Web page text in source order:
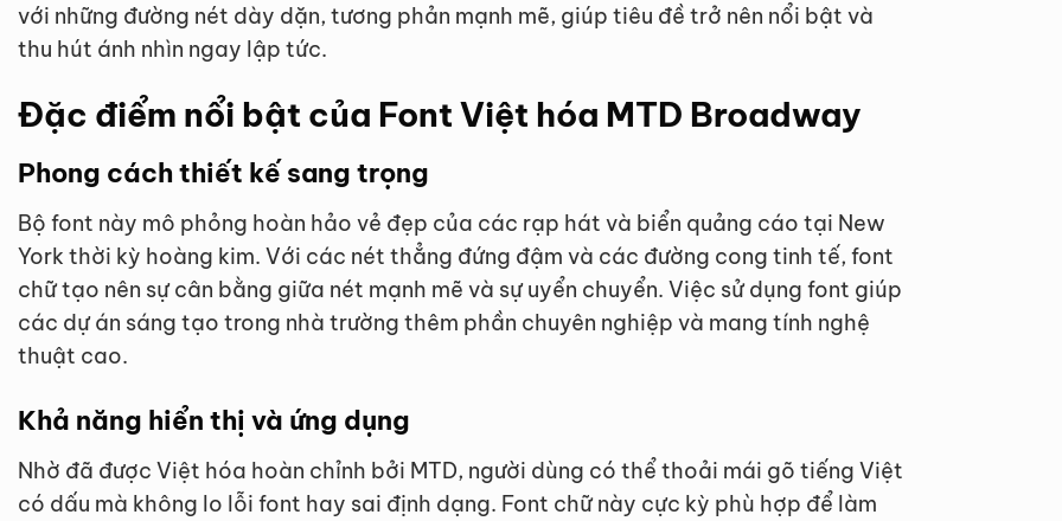
với những đường nét dày dặn, tương phản mạnh mẽ, giúp tiêu đề trở nên nổi bật và
thu hút ánh nhìn ngay lập tức.
Đặc điểm nổi bật của Font Việt hóa MTD Broadway
Phong cách thiết kế sang trọng
Bộ font này mô phỏng hoàn hảo vẻ đẹp của các rạp hát và biển quảng cáo tại New
York thời kỳ hoàng kim. Với các nét thẳng đứng đậm và các đường cong tinh tế, font
chữ tạo nên sự cân bằng giữa nét mạnh mẽ và sự uyển chuyển. Việc sử dụng font giúp
các dự án sáng tạo trong nhà trường thêm phần chuyên nghiệp và mang tính nghệ
thuật cao.
Khả năng hiển thị và ứng dụng
Nhờ đã được Việt hóa hoàn chỉnh bởi MTD, người dùng có thể thoải mái gõ tiếng Việt
có dấu mà không lo lỗi font hay sai định dạng. Font chữ này cực kỳ phù hợp để làm